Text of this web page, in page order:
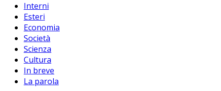
Interni
Esteri
Economia
Società
Scienza
Cultura
In breve
La parola